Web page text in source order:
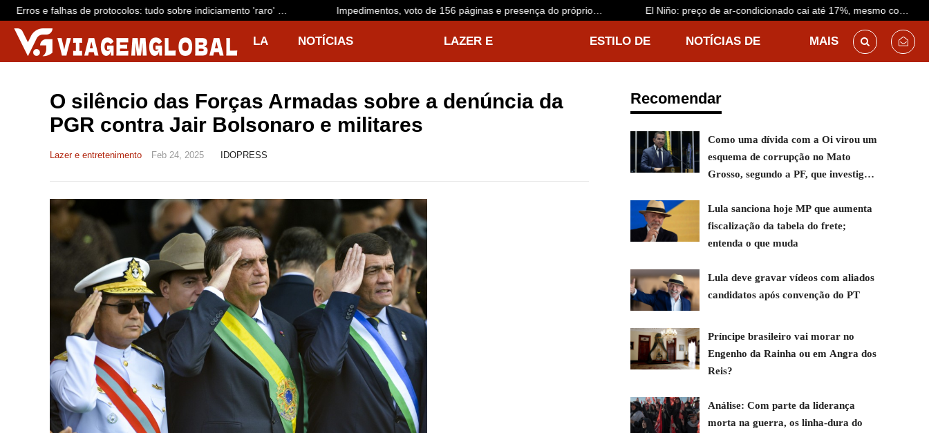
Erros e falhas de protocolos: tudo sobre indiciamento 'raro' de
dono da Voepass e mais 15 por queda de avião que matou 62
Impedimentos, voto de 156 páginas e presença do próprio
El Niño: preço de ar-condicionado cai até 17%, mesmo com
LA NOTÍCIAS LAZER E ESTILO DE NOTÍCIAS DE MAIS
O silêncio das Forças Armadas sobre a denúncia da
PGR contra Jair Bolsonaro e militares
Lazer e entretenimento Feb 24, 2025 IDOPRESS
Recomendar
Como uma dívida com a Oi virou um
esquema de corrupção no Mato
Grosso, segundo a PF, que investiga
Lula sanciona hoje MP que aumenta
fiscalização da tabela do frete;
entenda o que muda
Lula deve gravar vídeos com aliados
candidatos após convenção do PT
Príncipe brasileiro vai morar no
Engenho da Rainha ou em Angra dos
Reis?
Análise: Com parte da liderança
morta na guerra, os linha-dura do